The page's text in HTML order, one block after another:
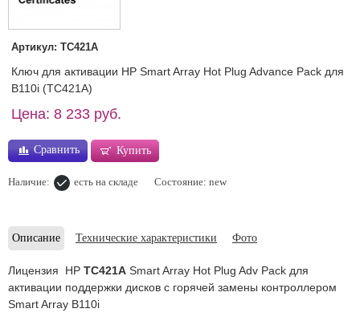
Артикул: TC421A
Ключ для активации HP Smart Array Hot Plug Advance Pack для
B110i (TC421A)
Цена: 8 233 руб.
Сравнить Купить
Наличие: есть на складе Состояние: new
Описание Технические характеристики Фото
Лицензия HP TC421A Smart Array Hot Plug Adv Pack для
активации поддержки дисков c горячей замены контроллером
Smart Array B110i